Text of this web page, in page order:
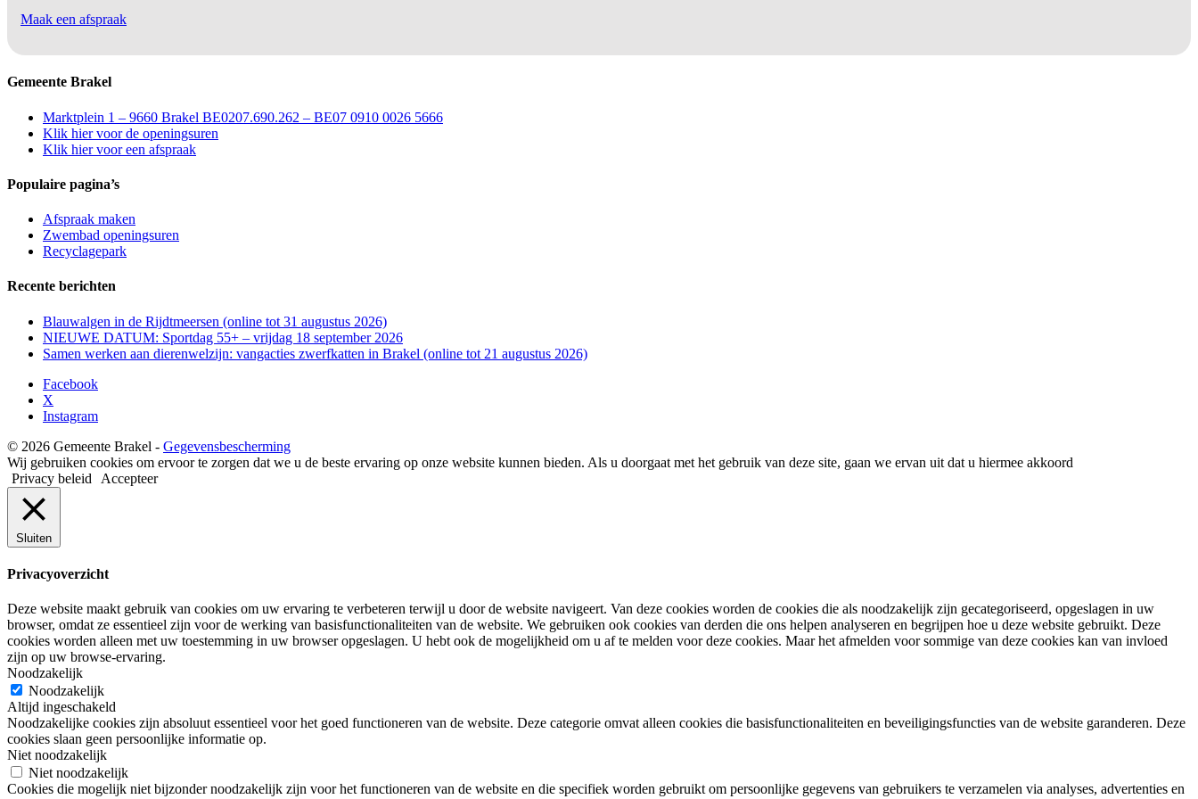
Maak een afspraak
Gemeente Brakel
Marktplein 1 – 9660 Brakel BE0207.690.262 – BE07 0910 0026 5666
Klik hier voor de openingsuren
Klik hier voor een afspraak
Populaire pagina’s
Afspraak maken
Zwembad openingsuren
Recyclagepark
Recente berichten
Blauwalgen in de Rijdtmeersen (online tot 31 augustus 2026)
NIEUWE DATUM: Sportdag 55+ – vrijdag 18 september 2026
Samen werken aan dierenwelzijn: vangacties zwerfkatten in Brakel (online tot 21 augustus 2026)
Facebook
X
Instagram
© 2026 Gemeente Brakel - Gegevensbescherming
Wij gebruiken cookies om ervoor te zorgen dat we u de beste ervaring op onze website kunnen bieden. Als u doorgaat met het gebruik van deze site, gaan we ervan uit dat u hiermee akkoord
Privacy beleid
Accepteer
Sluiten
Privacyoverzicht
Deze website maakt gebruik van cookies om uw ervaring te verbeteren terwijl u door de website navigeert. Van deze cookies worden de cookies die als noodzakelijk zijn gecategoriseerd, opgeslagen in uw
browser, omdat ze essentieel zijn voor de werking van basisfunctionaliteiten van de website. We gebruiken ook cookies van derden die ons helpen analyseren en begrijpen hoe u deze website gebruikt. Deze
cookies worden alleen met uw toestemming in uw browser opgeslagen. U hebt ook de mogelijkheid om u af te melden voor deze cookies. Maar het afmelden voor sommige van deze cookies kan van invloed
zijn op uw browse-ervaring.
Noodzakelijk
Noodzakelijk
Altijd ingeschakeld
Noodzakelijke cookies zijn absoluut essentieel voor het goed functioneren van de website. Deze categorie omvat alleen cookies die basisfunctionaliteiten en beveiligingsfuncties van de website garanderen. Deze
cookies slaan geen persoonlijke informatie op.
Niet noodzakelijk
Niet noodzakelijk
Cookies die mogelijk niet bijzonder noodzakelijk zijn voor het functioneren van de website en die specifiek worden gebruikt om persoonlijke gegevens van gebruikers te verzamelen via analyses, advertenties en